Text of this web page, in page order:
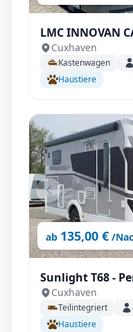
LMC INNOVAN
Inclusive -
Praktisch
Cuxhaven
Kastenwagen
Haustiere
ab 135,00 € /
Sunlight T68 -
Autark, SAT,
Cuxhaven
Teilintegriert
Haustiere